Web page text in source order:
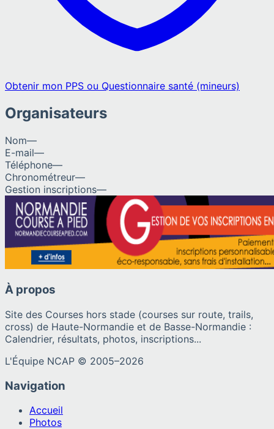
Obtenir mon PPS ou Questionnaire santé (mineurs)
Organisateurs
Nom—
E-mail—
Téléphone—
Chronométreur—
Gestion inscriptions—
À propos
Site des Courses hors stade (courses sur route, trails,
cross) de Haute-Normandie et de Basse-Normandie :
Calendrier, résultats, photos, inscriptions...
L'Équipe NCAP © 2005–2026
Navigation
Accueil
Photos